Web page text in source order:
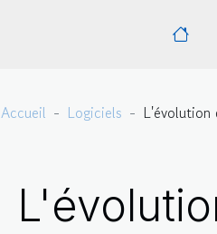
Accueil Logiciels L'évolution